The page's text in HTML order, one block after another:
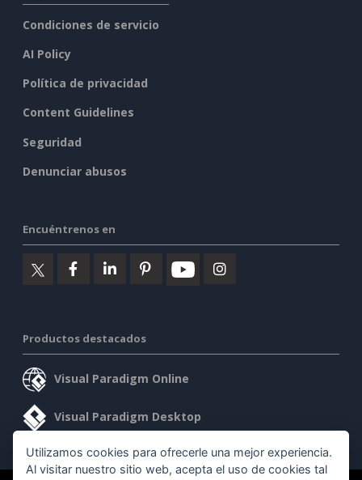
Condiciones de servicio
AI Policy
Política de privacidad
Content Guidelines
Seguridad
Denunciar abusos
Encuéntrenos en
Productos destacados
Visual Paradigm Online
Visual Paradigm Desktop
Utilizamos cookies para ofrecerle una mejor experiencia.
Al visitar nuestro sitio web, acepta el uso de cookies tal